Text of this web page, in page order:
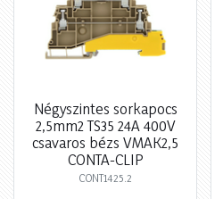
Négyszintes sorkapocs
2,5mm2 TS35 24A 400V
csavaros bézs VMAK2,5
CONTA-CLIP
CONT1425.2